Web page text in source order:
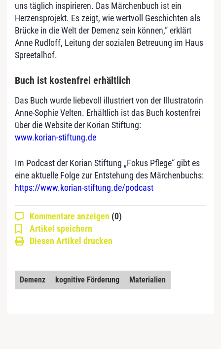
uns täglich inspirieren. Das Märchenbuch ist ein
Herzensprojekt. Es zeigt, wie wertvoll Geschichten als
Brücke in die Welt der Demenz sein können,“ erklärt
Anne Rudloff, Leitung der sozialen Betreuung im Haus
Spreetalhof.
Buch ist kostenfrei erhältlich
Das Buch wurde liebevoll illustriert von der Illustratorin
Anne-Sophie Velten. Erhältlich ist das Buch kostenfrei
über die Website der Korian Stiftung:
www.korian-stiftung.de
Im Podcast der Korian Stiftung „Fokus Pflege“ gibt es
eine aktuelle Folge zur Entstehung des Märchenbuchs:
https://www.korian-stiftung.de/podcast
Kommentare anzeigen (0)
Artikel speichern
Diesen Artikel drucken
Demenz kognitive Förderung Materialien